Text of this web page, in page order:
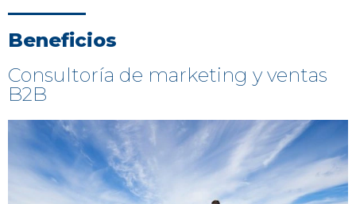
Beneficios
Consultoría de marketing y ventas
B2B